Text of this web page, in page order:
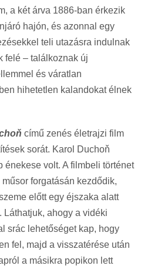
a két árva 1886-ban érkezik
hajón, és azonnal egy
teli utazásra indulnak
felé – találkoznak új
és váratlan
hihetetlen kalandokat élnek
című zenés életrajzi film
sorát. Karol Duchoň
énekese volt. A filmbeli történet
forgatásán kezdődik,
előtt egy éjszaka alatt
Láthatjuk, ahogy a vidéki
srác lehetőséget kap, hogy
fel, majd a visszatérése után
a másikra popikon lett